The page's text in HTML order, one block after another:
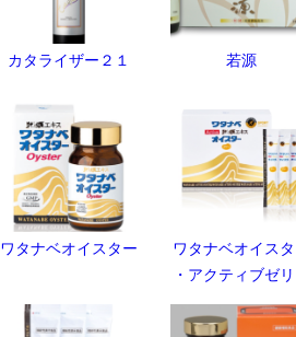
カタライザー２１ 若源
ワタナベオイスター
ワタナベオイス
・アクティブゼ